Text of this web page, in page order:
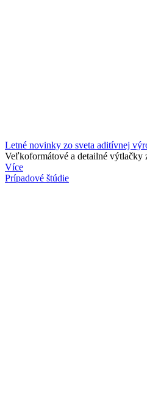
Letné novinky zo sveta aditívnej
Veľkoformátové a detailné výtlačky
Více
Prípadové štúdie